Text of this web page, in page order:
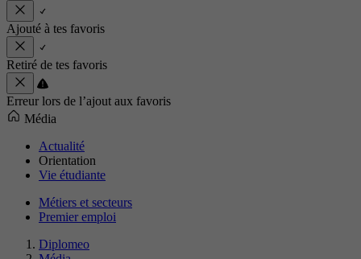
Ajouté à tes favoris
Retiré de tes favoris
Erreur lors de l’ajout aux favoris
Média
Actualité
Orientation
Vie étudiante
Métiers et secteurs
Premier emploi
Diplomeo